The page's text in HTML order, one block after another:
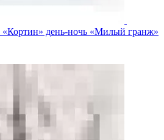
«Кортин» день-ночь «Милый гранж»